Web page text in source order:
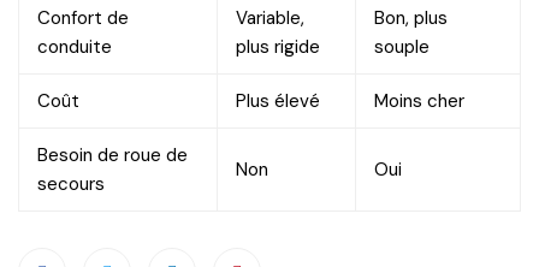
Confort de
conduite
Variable,
plus rigide
Bon, plus
souple
Coût Plus élevé Moins cher
Besoin de roue de
secours
Non Oui